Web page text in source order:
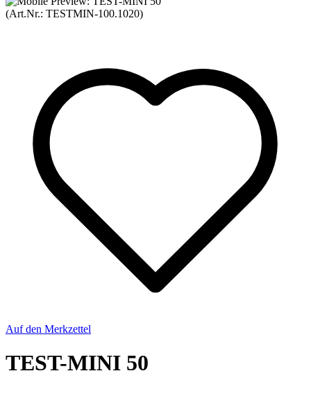
(Art.Nr.: TESTMIN-100.1020)
Auf den Merkzettel
TEST-MINI 50